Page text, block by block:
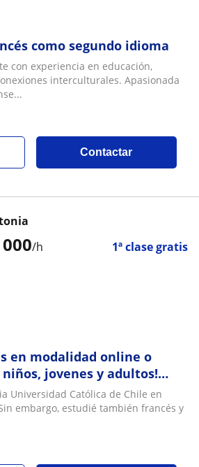
como segundo idioma
con experiencia en educación,
interculturales. Apasionada
Contactar
/h 1ª clase gratis
en modalidad online o
jovenes y adultos!
Universidad Católica de Chile en
embargo, estudié también francés y